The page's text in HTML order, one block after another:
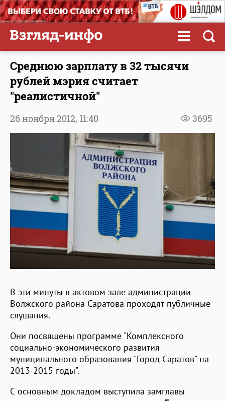
Среднюю зарплату в 32 тысячи
рублей мэрия считает
"реалистичной"
3695
26 ноября 2012, 11:40
В эти минуты в актовом зале администрации
Волжского района Саратова проходят публичные
слушания.
Они посвящены программе "Комплексного
социально-экономического развития
муниципального образования "Город Саратов" на
2013-2015 годы".
С основным докладом выступила замглавы